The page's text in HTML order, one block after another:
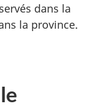
dans la
la province.